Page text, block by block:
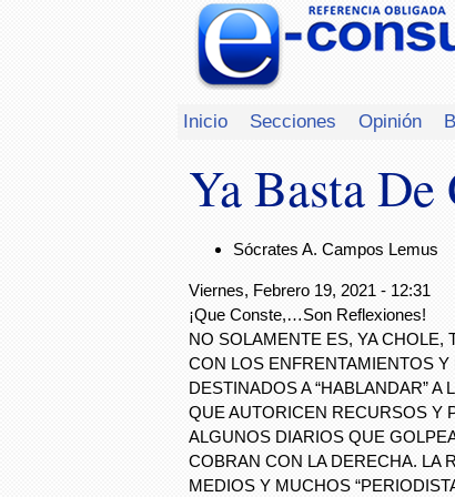
Inicio Secciones Opinión
Ya Basta
Sócrates A. Campos Lemus
Viernes, Febrero 19, 2021 - 12:31
¡Que Conste,…Son Reflexiones!
NO SOLAMENTE ES, YA CHOLE,
CON LOS ENFRENTAMIENTOS
DESTINADOS A “HABLANDAR” A
QUE AUTORICEN RECURSOS Y
ALGUNOS DIARIOS QUE
COBRAN CON LA DERECHA. LA
MEDIOS Y MUCHOS